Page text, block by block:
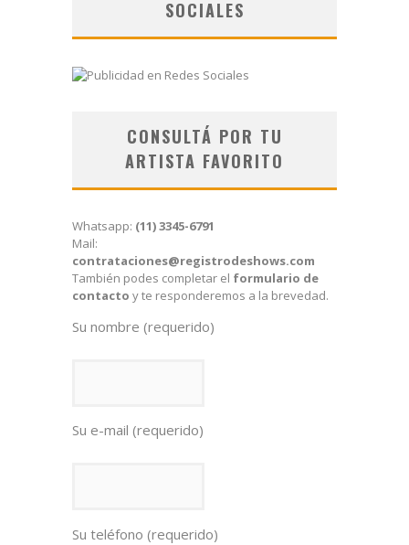
SOCIALES
CONSULTÁ POR TU
ARTISTA FAVORITO
Whatsapp: (11) 3345-6791
Mail:
contrataciones@registrodeshows.com
También podes completar el formulario de
contacto y te responderemos a la brevedad.
Su nombre (requerido)
Su e-mail (requerido)
Su teléfono (requerido)